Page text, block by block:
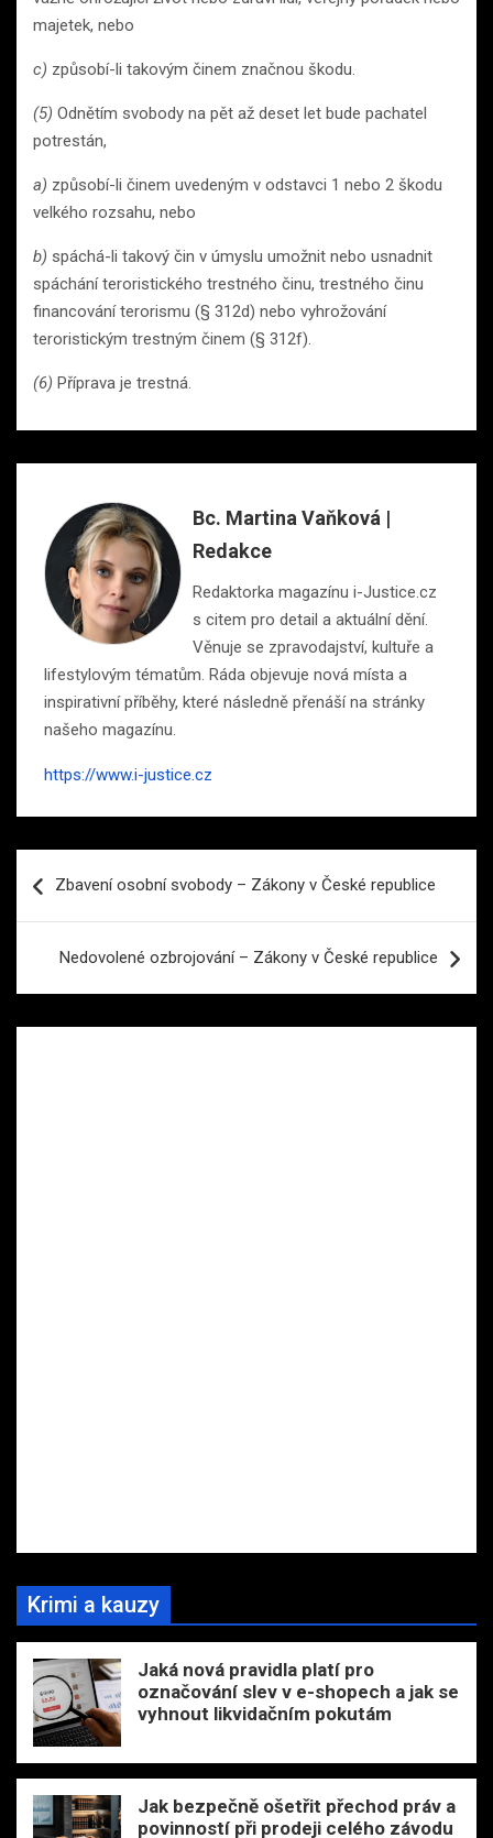
majetek, nebo
c) způsobí-li takovým činem značnou škodu.
(5) Odnětím svobody na pět až deset let bude pachatel
potrestán,
a) způsobí-li činem uvedeným v odstavci 1 nebo 2 škodu
velkého rozsahu, nebo
b) spáchá-li takový čin v úmyslu umožnit nebo usnadnit
spáchání teroristického trestného činu, trestného činu
financování terorismu (§ 312d) nebo vyhrožování
teroristickým trestným činem (§ 312f).
(6) Příprava je trestná.
Bc. Martina Vaňková |
Redakce
Redaktorka magazínu i-Justice.cz
s citem pro detail a aktuální dění.
Věnuje se zpravodajství, kultuře a
lifestylovým tématům. Ráda objevuje nová místa a
inspirativní příběhy, které následně přenáší na stránky
našeho magazínu.
https://www.i-justice.cz
proZbavení osobní svobody – Zákony v České republice
Nedovolené ozbrojování – Zákony v České republice
Krimi a kauzy
Jaká nová pravidla platí pro
označování slev v e-shopech a jak se
vyhnout likvidačním pokutám
Jak bezpečně ošetřit přechod práv a
povinností při prodeji celého závodu